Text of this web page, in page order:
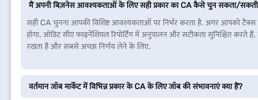
मैं अपनी बिज़नेस आवश्यकताओं के लिए सही प्रकार का CA कैसे चुन सकता/
सही CA चुनना आपकी विशिष्ट आवश्यकताओं पर निर्भर करता है. अगर आपको
होगा. ऑडिट सीए फाइनेंशियल रिपोर्टिंग में अनुपालन और सटीकता सुनिश्चित
रखता है और सबसे अच्छा निर्णय लेने के लिए.
वर्तमान जॉब मार्केट में विभिन्न प्रकार के CA के लिए जॉब की संभावनाएं क्या हैं?